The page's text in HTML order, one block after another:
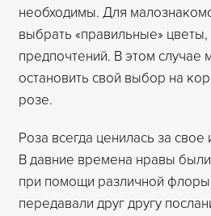
необходимы. Для
выбрать «правильные»
предпочтений. В этом случае
остановить свой выбор на
розе.
Роза всегда ценилась за свое
В давние времена нравы
при помощи различной
передавали друг другу